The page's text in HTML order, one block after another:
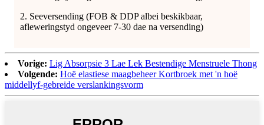
2. Seeversending (FOB & DDP albei beskikbaar,
afleweringstyd ongeveer 7-30 dae na versending)
Vorige: Lig Absorpsie 3 Lae Lek Bestendige Menstruele Thong
Volgende: Hoë elastiese maagbeheer Kortbroek met 'n hoë
middellyf-gebreide verslankingsvorm